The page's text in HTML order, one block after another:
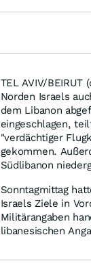
TEL AVIV/
Norden Israels
dem Libanon
eingeschlagen,
"verdächtiger
gekommen.
Südlibanon
Sonntagmittag
Israels Ziele in
Militärangaben
libanesischen